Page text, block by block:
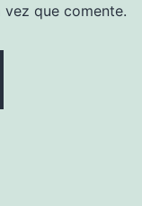
que comente.